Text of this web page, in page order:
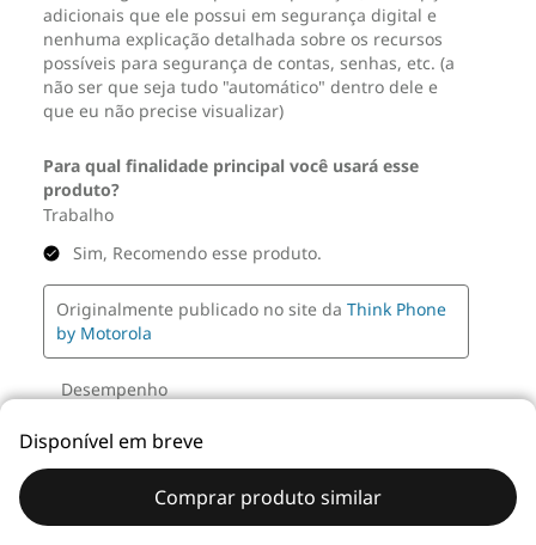
Disponível em breve
Comprar produto similar